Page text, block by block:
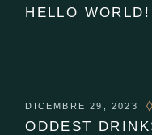
HELLO WORLD!
DICEMBRE 29, 2023
ODDEST